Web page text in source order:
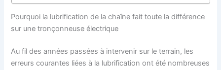
Pourquoi la lubrification de la chaîne fait toute la différence
sur une tronçonneuse électrique
Au fil des années passées à intervenir sur le terrain, les
erreurs courantes liées à la lubrification ont été nombreuses